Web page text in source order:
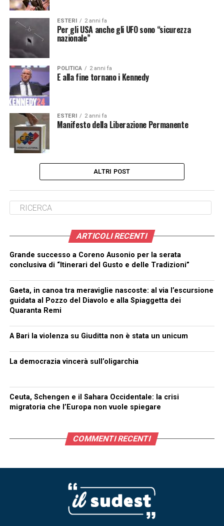
ESTERI 2 anni fa
Per gli USA anche gli UFO sono “sicurezza
nazionale”
POLITICA 2 anni fa
E alla fine tornano i Kennedy
ESTERI 2 anni fa
Manifesto della Liberazione Permanente
ALTRI POST
ARTICOLI RECENTI
Grande successo a Coreno Ausonio per la serata
conclusiva di “Itinerari del Gusto e delle Tradizioni”
Gaeta, in canoa tra meraviglie nascoste: al via l’escursione
guidata al Pozzo del Diavolo e alla Spiaggetta dei
Quaranta Remi
A Bari la violenza su Giuditta non è stata un unicum
La democrazia vincerà sull’oligarchia
Ceuta, Schengen e il Sahara Occidentale: la crisi
migratoria che l’Europa non vuole spiegare
COMMENTI RECENTI